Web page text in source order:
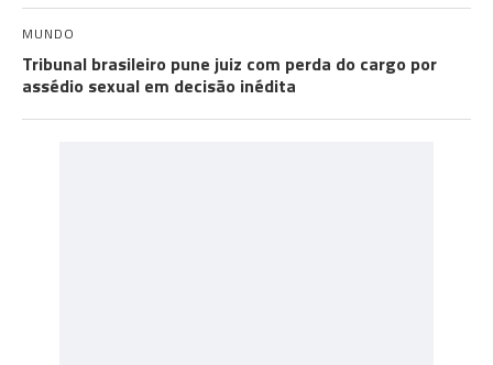
MUNDO
Tribunal brasileiro pune juiz com perda do cargo por
assédio sexual em decisão inédita